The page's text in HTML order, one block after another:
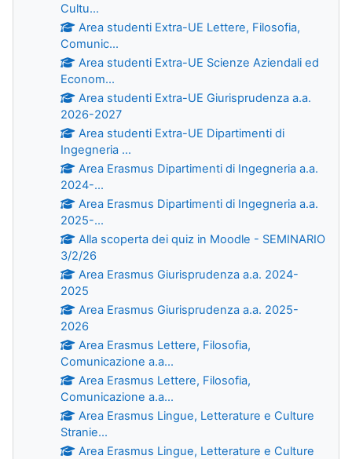
Cultu...
Area studenti Extra-UE Lettere, Filosofia,
Comunic...
Area studenti Extra-UE Scienze Aziendali ed
Econom...
Area studenti Extra-UE Giurisprudenza a.a.
2026-2027
Area studenti Extra-UE Dipartimenti di
Ingegneria ...
Area Erasmus Dipartimenti di Ingegneria a.a.
2024-...
Area Erasmus Dipartimenti di Ingegneria a.a.
2025-...
Alla scoperta dei quiz in Moodle - SEMINARIO
3/2/26
Area Erasmus Giurisprudenza a.a. 2024-
2025
Area Erasmus Giurisprudenza a.a. 2025-
2026
Area Erasmus Lettere, Filosofia,
Comunicazione a.a...
Area Erasmus Lettere, Filosofia,
Comunicazione a.a...
Area Erasmus Lingue, Letterature e Culture
Stranie...
Area Erasmus Lingue, Letterature e Culture